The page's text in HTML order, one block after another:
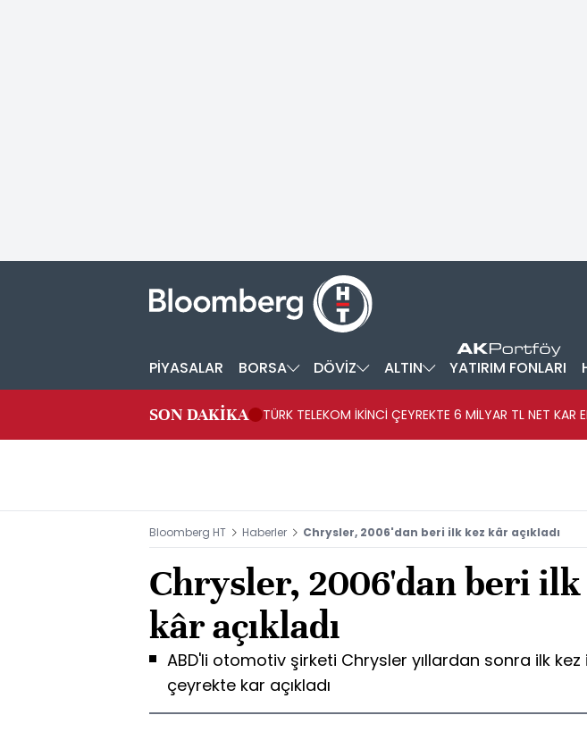
PİYASALAR BORSA DÖVİZ ALTIN YATIRIM FONLARI
SON DAKİKA TÜRK TELEKOM İKİNCİ ÇEYREKTE 6 MİLYAR TL NET KAR
Bloomberg HT Haberler Chrysler, 2006'dan beri ilk kez kâr açıkladı
Chrysler, 2006'dan beri ilk
kâr açıkladı
ABD'li otomotiv şirketi Chrysler yıllardan sonra ilk kez
çeyrekte kar açıkladı